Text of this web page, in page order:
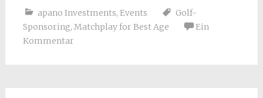
apano Investments, Events
Golf-
Sponsoring, Matchplay for Best Age
Ein
Kommentar